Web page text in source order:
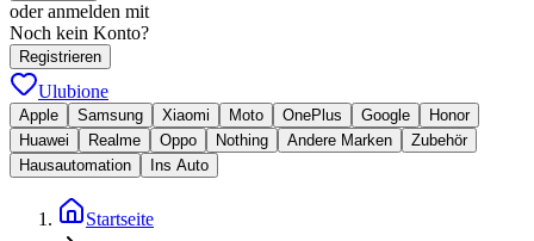
oder anmelden mit
Noch kein Konto?
Registrieren
Ulubione
Apple Samsung Xiaomi Moto OnePlus Google
Honor
Huawei
Realme Oppo Nothing Andere Marken
Zubehör
Hausautomation
Ins Auto
Startseite